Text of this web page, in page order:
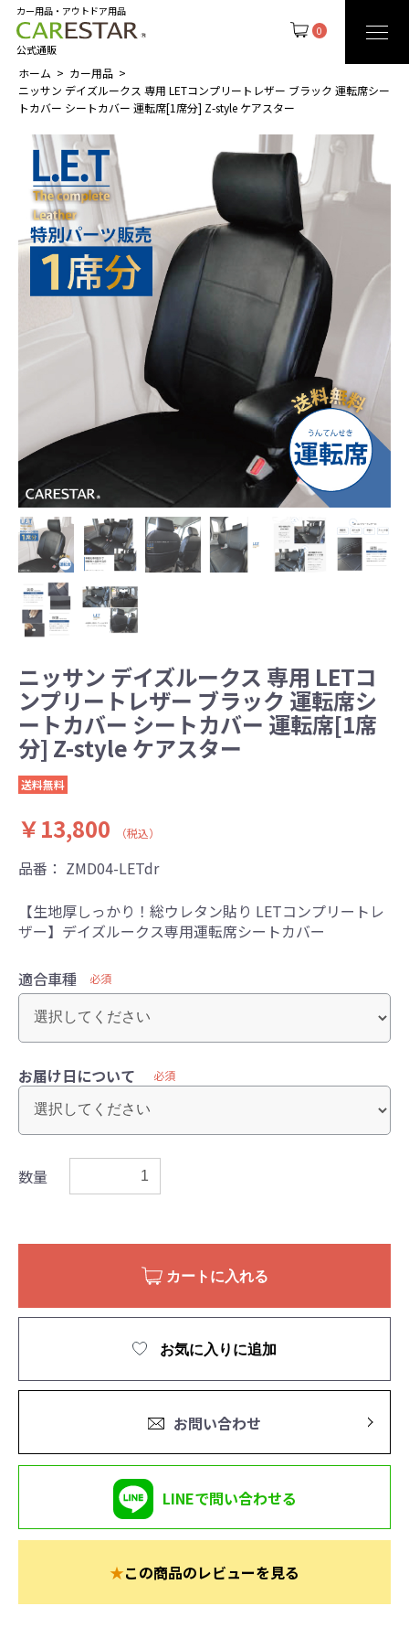
0
カー用品・アウトドア用品
公式通販
ホーム
カー用品
ニッサン デイズルークス 専用 LETコンプリートレザー ブラック 運転席シー
トカバー シートカバー 運転席[1席分] Z-style ケアスター
ニッサン デイズルークス 専用 LETコ
ンプリートレザー ブラック 運転席シ
ートカバー シートカバー 運転席[1席
分] Z-style ケアスター
送料無料
￥13,800 （税込）
品番： ZMD04-LETdr
【生地厚しっかり！総ウレタン貼り LETコンプリートレ
ザー】デイズルークス専用運転席シートカバー
適合車種 必須
お届け日について 必須
数量
カートに入れる
お気に入りに追加
お問い合わせ
LINEで問い合わせる
★この商品のレビューを見る